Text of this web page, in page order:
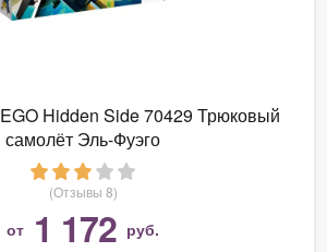
Hidden Side 70429 Трюковый
самолёт Эль-Фуэго
(Отзывы 8)
от 1 172 руб.